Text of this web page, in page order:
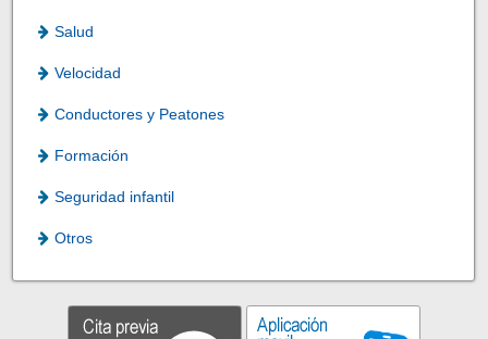
Salud
Velocidad
Conductores y Peatones
Formación
Seguridad infantil
Otros